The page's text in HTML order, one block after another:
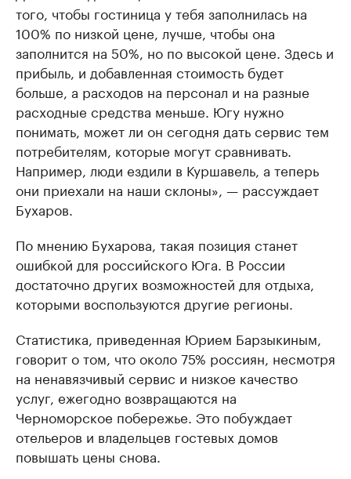
того, чтобы гостиница у тебя заполнилась на
100% по низкой цене, лучше, чтобы она
заполнится на 50%, но по высокой цене. Здесь и
прибыль, и добавленная стоимость будет
больше, а расходов на персонал и на разные
расходные средства меньше. Югу нужно
понимать, может ли он сегодня дать сервис тем
потребителям, которые могут сравнивать.
Например, люди ездили в Куршавель, а теперь
они приехали на наши склоны», — рассуждает
Бухаров.
По мнению Бухарова, такая позиция станет
ошибкой для российского Юга. В России
достаточно других возможностей для отдыха,
которыми воспользуются другие регионы.
Статистика, приведенная Юрием Барзыкиным,
говорит о том, что около 75% россиян, несмотря
на ненавязчивый сервис и низкое качество
услуг, ежегодно возвращаются на
Черноморское побережье. Это побуждает
отельеров и владельцев гостевых домов
повышать цены снова.